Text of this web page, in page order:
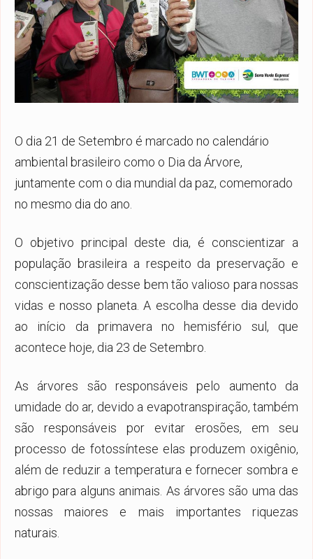
O dia 21 de Setembro é marcado no calendário
ambiental brasileiro como o Dia da Árvore,
juntamente com o dia mundial da paz, comemorado
no mesmo dia do ano.
O objetivo principal deste dia, é conscientizar a
população brasileira a respeito da preservação e
conscientização desse bem tão valioso para nossas
vidas e nosso planeta. A escolha desse dia devido
ao início da primavera no hemisfério sul, que
acontece hoje, dia 23 de Setembro.
As árvores são responsáveis pelo aumento da
umidade do ar, devido a evapotranspiração, também
são responsáveis por evitar erosões, em seu
processo de fotossíntese elas produzem oxigênio,
além de reduzir a temperatura e fornecer sombra e
abrigo para alguns animais. As árvores são uma das
nossas maiores e mais importantes riquezas
naturais.